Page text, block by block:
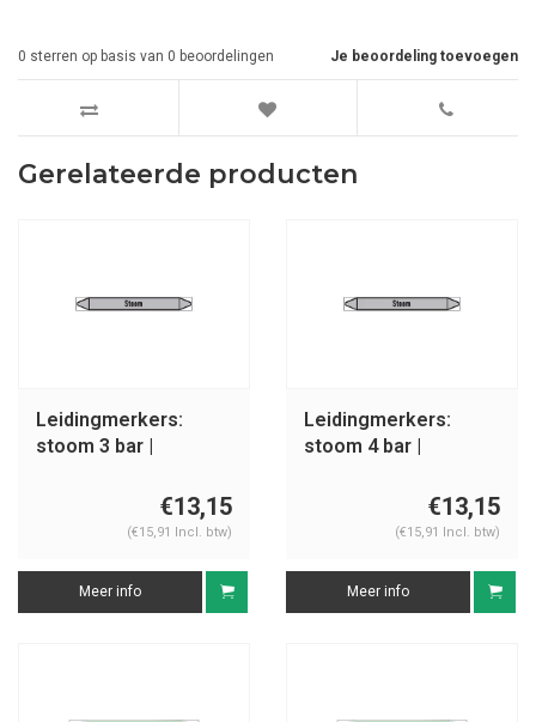
Je beoordeling toevoegen
0 sterren op basis van 0 beoordelingen
Gerelateerde producten
Leidingmerkers:
stoom 3 bar |
€13,15
(€15,91 Incl. btw)
Meer info
Leidingmerkers:
stoom 4 bar |
€13,15
(€15,91 Incl. btw)
Meer info